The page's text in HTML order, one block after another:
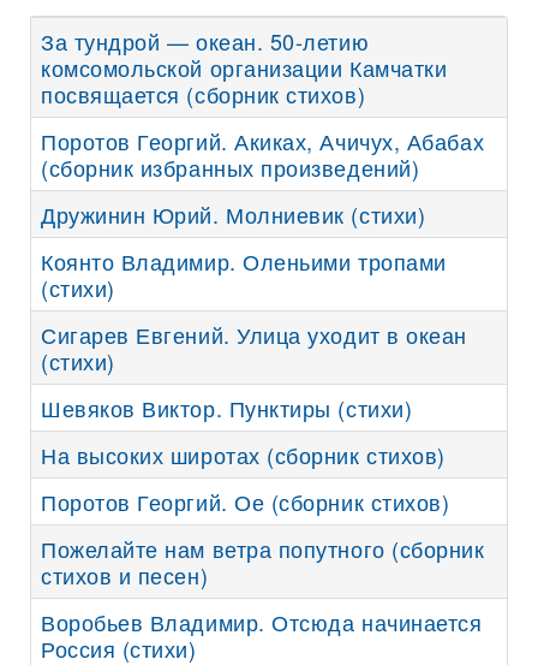
За тундрой — океан. 50-летию
комсомольской организации Камчатки
посвящается (сборник стихов)
Поротов Георгий. Акиках, Ачичух, Абабах
(сборник избранных произведений)
Дружинин Юрий. Молниевик (стихи)
Коянто Владимир. Оленьими тропами
(стихи)
Сигарев Евгений. Улица уходит в океан
(стихи)
Шевяков Виктор. Пунктиры (стихи)
На высоких широтах (сборник стихов)
Поротов Георгий. Ое (сборник стихов)
Пожелайте нам ветра попутного (сборник
стихов и песен)
Воробьев Владимир. Отсюда начинается
Россия (стихи)